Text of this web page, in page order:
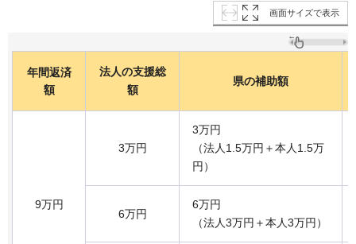
画面サイズで表示
年間返済
額
法人の支援総
額
県の補助額
9万円
3万円
3万円
（法人1.5万円＋本人1.5万
円）
6万円
6万円
（法人3万円＋本人3万円）